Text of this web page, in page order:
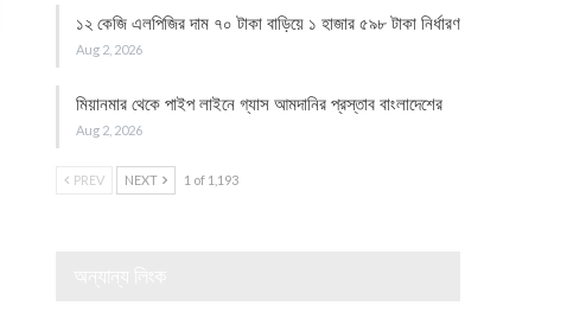
১২ কেজি এলপিজির দাম ৭০ টাকা বাড়িয়ে ১ হাজার ৫৯৮ টাকা নির্ধারণ
Aug 2, 2026
মিয়ানমার থেকে পাইপ লাইনে গ্যাস আমদানির প্রস্তাব বাংলাদেশের
Aug 2, 2026
PREV NEXT 1 of 1,193